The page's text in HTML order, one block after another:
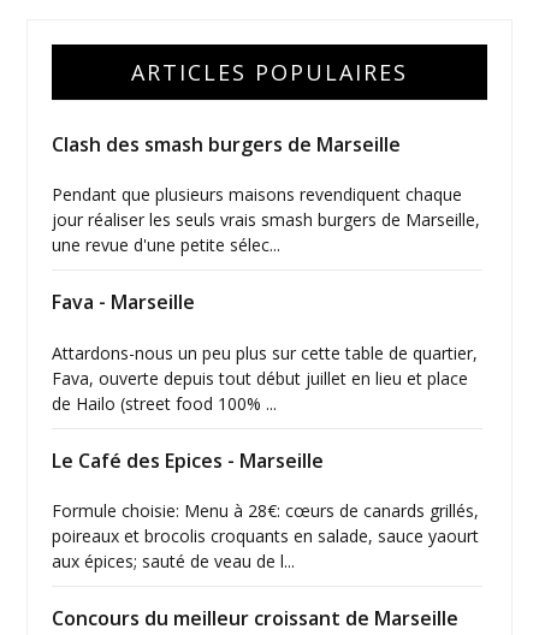
ARTICLES POPULAIRES
Clash des smash burgers de Marseille
Pendant que plusieurs maisons revendiquent chaque
jour réaliser les seuls vrais smash burgers de Marseille,
une revue d'une petite sélec...
Fava - Marseille
Attardons-nous un peu plus sur cette table de quartier,
Fava, ouverte depuis tout début juillet en lieu et place
de Hailo (street food 100% ...
Le Café des Epices - Marseille
Formule choisie: Menu à 28€: cœurs de canards grillés,
poireaux et brocolis croquants en salade, sauce yaourt
aux épices; sauté de veau de l...
Concours du meilleur croissant de Marseille